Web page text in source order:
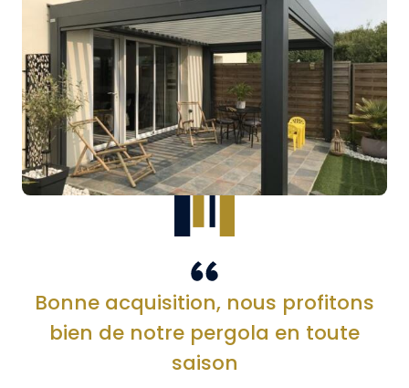
Bonne acquisition, nous profitons
bien de notre pergola en toute
saison